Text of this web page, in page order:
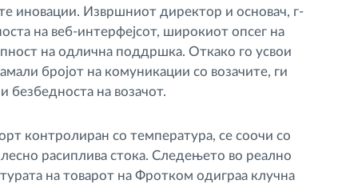
иновации. Извршниот директор и основач, г-
на веб-интерфејсот, широкиот опсег на
на одлична поддршка. Откако го усвои
бројот на комуникации со возачите, ги
безбедноста на возачот.
контролиран со температура, се соочи со
расиплива стока. Следењето во реално
на товарот на Фротком одиграа клучна